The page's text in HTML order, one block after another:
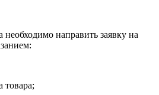
направить заявку на
товара;